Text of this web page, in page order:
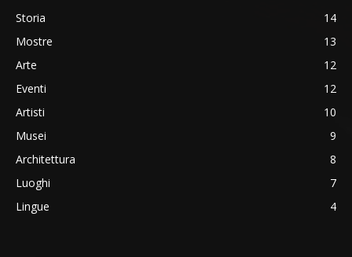
Storia
14
Mostre
13
Arte
12
Eventi
12
Artisti
10
Musei
9
Architettura
8
Luoghi
7
Lingue
4